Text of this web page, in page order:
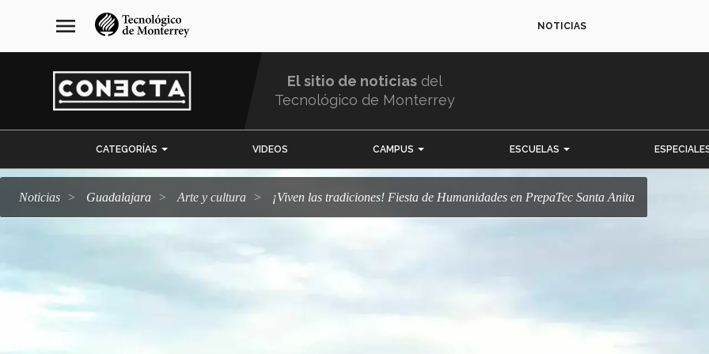
navegación
principal
menu NOTICIAS
El sitio de noticias del
Tecnológico de Monterrey
CATEGORÍAS VIDEOS CAMPUS ESCUELAS
Noticias Guadalajara arte y cultura ¡Viven las tradiciones! Fiesta de Humanidades en PrepaTec Santa Anita